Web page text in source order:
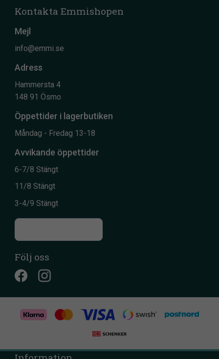
Kontakta Emmishopen
Mejl
info@emmi.se
Adress
Hammersta 4
148 91 Ösmo
Öppettider i lagerbutiken
Måndag - Fredag 13-18
Avvikande öppettider
6-7/8 Stängt
11/8 Stängt
3-4/9 Stängt
Följ oss